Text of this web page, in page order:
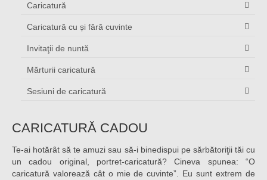
Caricatură
Caricatură cu și fără cuvinte
Invitaţii de nuntă
Mărturii caricatură
Sesiuni de caricatură
CARICATURĂ CADOU
Te-ai hotărât să te amuzi sau să-i binedispui pe sărbătoriţii tăi cu
un cadou original, portret-caricatură? Cineva spunea: “O
caricatură valorează cât o mie de cuvinte”. Eu sunt extrem de